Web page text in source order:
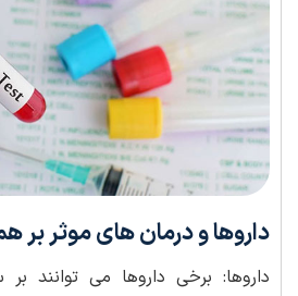
داروها و درمان های موثر بر
داروها: برخی داروها می توانند